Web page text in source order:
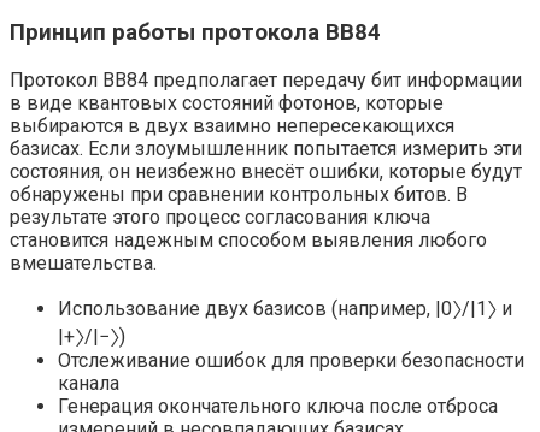
Принцип работы протокола BB84
Протокол BB84 предполагает передачу бит информации
в виде квантовых состояний фотонов, которые
выбираются в двух взаимно непересекающихся
базисах. Если злоумышленник попытается измерить эти
состояния, он неизбежно внесёт ошибки, которые будут
обнаружены при сравнении контрольных битов. В
результате этого процесс согласования ключа
становится надежным способом выявления любого
вмешательства.
Использование двух базисов (например, |0〉/|1〉 и
|+〉/|−〉)
Отслеживание ошибок для проверки безопасности
канала
Генерация окончательного ключа после отброса